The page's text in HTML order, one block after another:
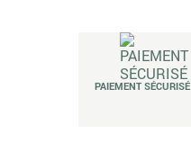
PAIEMENT SÉCURISÉ